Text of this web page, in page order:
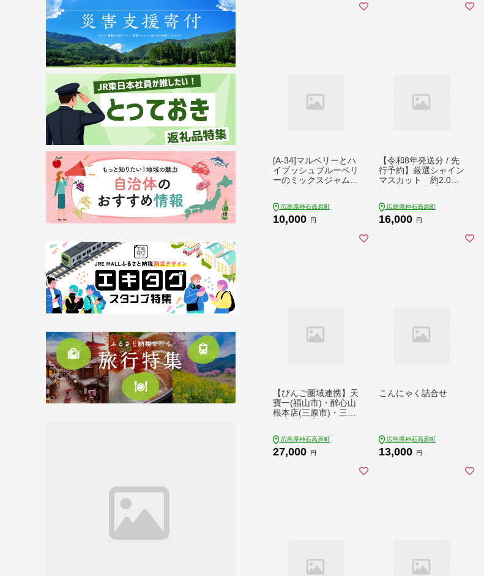
[A-34]マルベリーとハ
イブッシュブルーベリ
ーのミックスジャム
広島県神石高原町
10,000 円
【令和8年発送分 / 先
行予約】厳選シャイン
マスカット 約2.0㎏
広島県神石高原町
16,000 円
【びんご圏域連携】天
寶一(福山市)・醉心山
根本店(三原市)・三輪
広島県神石高原町
27,000 円
こんにゃく詰合せ
広島県神石高原町
13,000 円